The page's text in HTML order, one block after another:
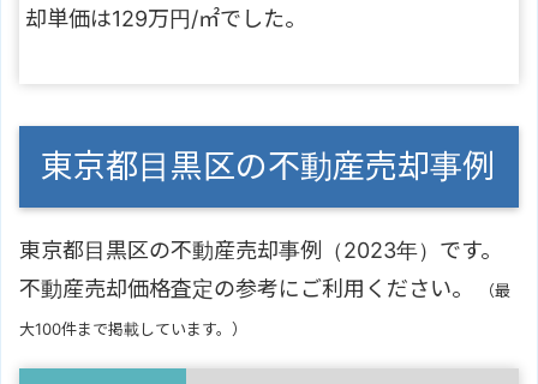
却単価は129万円/㎡でした。
東京都目黒区の不動産売却事例
東京都目黒区の不動産売却事例（2023年）です。
不動産売却価格査定の参考にご利用ください。
（最
大100件まで掲載しています。）